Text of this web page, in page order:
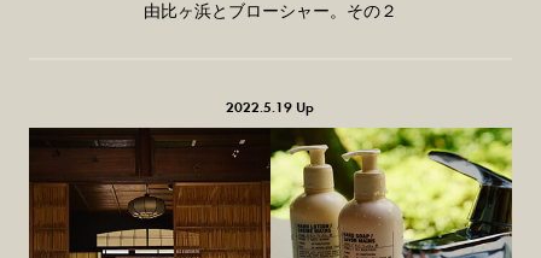
普通のスタイル。
由比ヶ浜とブローシャー。その２
2022.5.19 Up